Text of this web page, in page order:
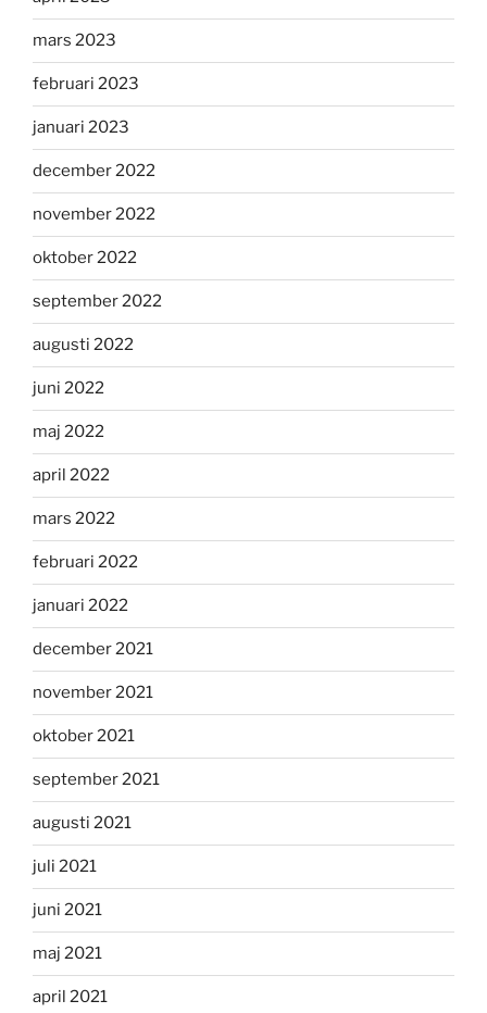
mars 2023
februari 2023
januari 2023
december 2022
november 2022
oktober 2022
september 2022
augusti 2022
juni 2022
maj 2022
april 2022
mars 2022
februari 2022
januari 2022
december 2021
november 2021
oktober 2021
september 2021
augusti 2021
juli 2021
juni 2021
maj 2021
april 2021